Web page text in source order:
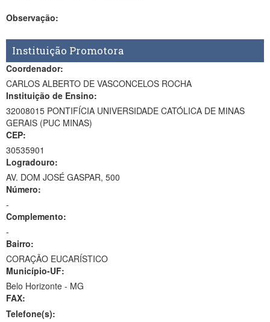
Observação:
Instituição Promotora
Coordenador:
CARLOS ALBERTO DE VASCONCELOS ROCHA
Instituição de Ensino:
32008015 PONTIFÍCIA UNIVERSIDADE CATÓLICA DE MINAS
GERAIS (PUC MINAS)
CEP:
30535901
Logradouro:
AV. DOM JOSÉ GASPAR, 500
Número:
-
Complemento:
-
Bairro:
CORAÇÃO EUCARÍSTICO
Município-UF:
Belo Horizonte - MG
FAX:
Telefone(s):